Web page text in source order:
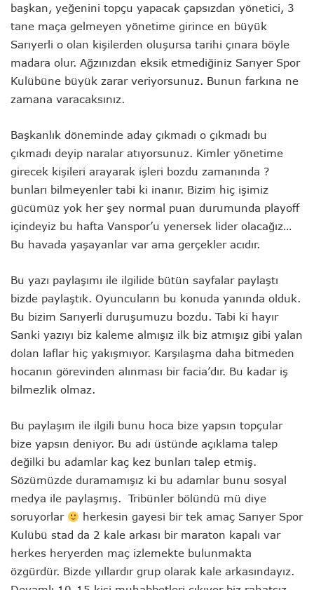
başkan, yeğenini topçu yapacak çapsızdan yönetici, 3
tane maça gelmeyen yönetime girince en büyük
Sarıyerli o olan kişilerden oluşursa tarihi çınara böyle
madara olur. Ağzınızdan eksik etmediğiniz Sarıyer Spor
Kulübüne büyük zarar veriyorsunuz. Bunun farkına ne
zamana varacaksınız.
Başkanlık döneminde aday çıkmadı o çıkmadı bu
çıkmadı deyip naralar atıyorsunuz. Kimler yönetime
girecek kişileri arayarak işleri bozdu zamanında ?
bunları bilmeyenler tabi ki inanır. Bizim hiç işimiz
gücümüz yok her şey normal puan durumunda playoff
içindeyiz bu hafta Vanspor’u yenersek lider olacağız…
Bu havada yaşayanlar var ama gerçekler acıdır.
Bu yazı paylaşımı ile ilgilide bütün sayfalar paylaştı
bizde paylaştık. Oyuncuların bu konuda yanında olduk.
Bu bizim Sarıyerli duruşumuzu bozdu. Tabi ki hayır
Sanki yazıyı biz kaleme almışız ilk biz atmışız gibi yalan
dolan laflar hiç yakışmıyor. Karşılaşma daha bitmeden
hocanın görevinden alınması bir facia’dır. Bu kadar iş
bilmezlik olmaz.
Bu paylaşım ile ilgili bunu hoca bize yapsın topçular
bize yapsın deniyor. Bu adı üstünde açıklama talep
değilki bu adamlar kaç kez bunları talep etmiş.
Sözümüzde duramamışız ki bu adamlar bunu sosyal
medya ile paylaşmış. Tribünler bölündü mü diye
soruyorlar
herkesin gayesi bir tek amaç Sarıyer Spor
Kulübü stad da 2 kale arkası bir maraton kapalı var
herkes heryerden maç izlemekte bulunmakta
özgürdür. Bizde yıllardır grup olarak kale arkasındayız.